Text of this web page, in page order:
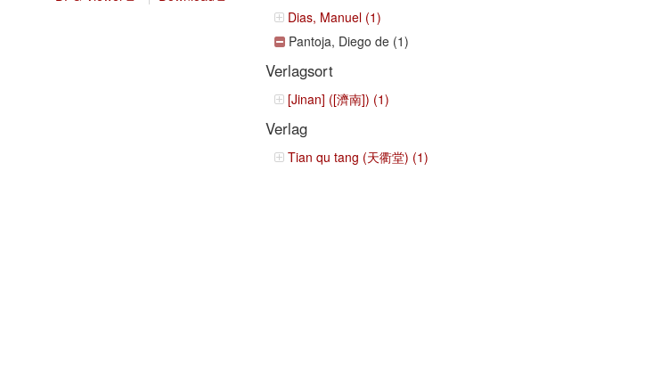
Dias, Manuel (1)
Pantoja, Diego de (1)
Verlagsort
[Jinan] ([濟南]) (1)
Verlag
Tian qu tang (天衢堂) (1)